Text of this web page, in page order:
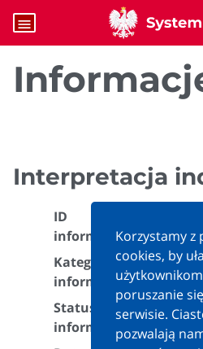
menu
Interpretacja
ID
informacji:
Kategoria
informacji:
Status
informacji:
Aktualna
Korzystamy z
cookies, by
użytkownikom
poruszanie
serwisie.
pozwalają